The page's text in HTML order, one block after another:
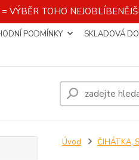
VÝBĚR TOHO
PODMÍNKY SKLADOVÁ
Úvod ČIHÁTKA,